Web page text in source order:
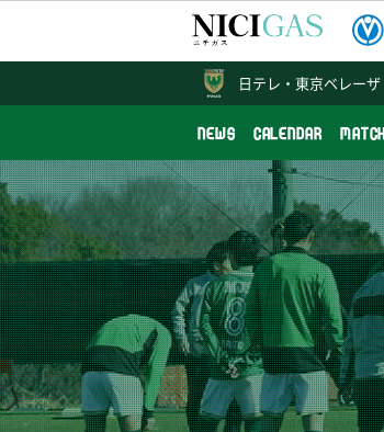
NEWS CALENDAR MATCH
日テレ・ 東京ベレーザ